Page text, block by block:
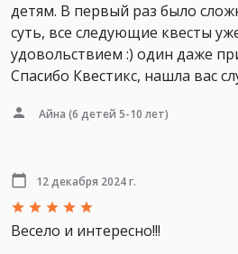
детям. В первый раз было
суть, все следующие квесты
удовольствием :) один даже
Спасибо Квестикс, нашла вас
Айна (6 детей 5-10 лет)
12 декабря 2024 г.
Весело и интересно!!!